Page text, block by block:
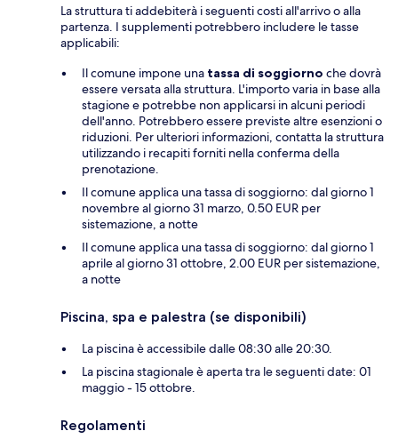
La struttura ti addebiterà i seguenti costi all'arrivo o alla
partenza. I supplementi potrebbero includere le tasse
applicabili:
Il comune impone una tassa di soggiorno che dovrà
essere versata alla struttura. L'importo varia in base alla
stagione e potrebbe non applicarsi in alcuni periodi
dell'anno. Potrebbero essere previste altre esenzioni o
riduzioni. Per ulteriori informazioni, contatta la struttura
utilizzando i recapiti forniti nella conferma della
prenotazione.
Il comune applica una tassa di soggiorno: dal giorno 1
novembre al giorno 31 marzo, 0.50 EUR per
sistemazione, a notte
Il comune applica una tassa di soggiorno: dal giorno 1
aprile al giorno 31 ottobre, 2.00 EUR per sistemazione,
a notte
Piscina, spa e palestra (se disponibili)
La piscina è accessibile dalle 08:30 alle 20:30.
La piscina stagionale è aperta tra le seguenti date: 01
maggio - 15 ottobre.
Regolamenti